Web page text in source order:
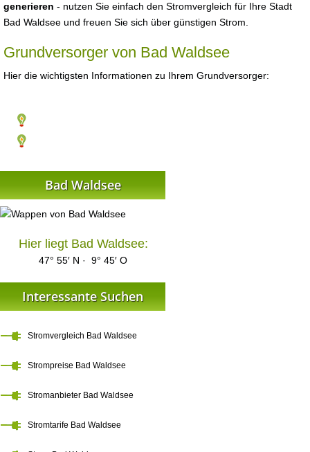
generieren - nutzen Sie einfach den Stromvergleich für Ihre Stadt
Bad Waldsee und freuen Sie sich über günstigen Strom.
Grundversorger von Bad Waldsee
Hier die wichtigsten Informationen zu Ihrem Grundversorger:
Bad Waldsee
Hier liegt Bad Waldsee:
47° 55′ N · 9° 45′ O
Interessante Suchen
Stromvergleich Bad Waldsee
Strompreise Bad Waldsee
Stromanbieter Bad Waldsee
Stromtarife Bad Waldsee